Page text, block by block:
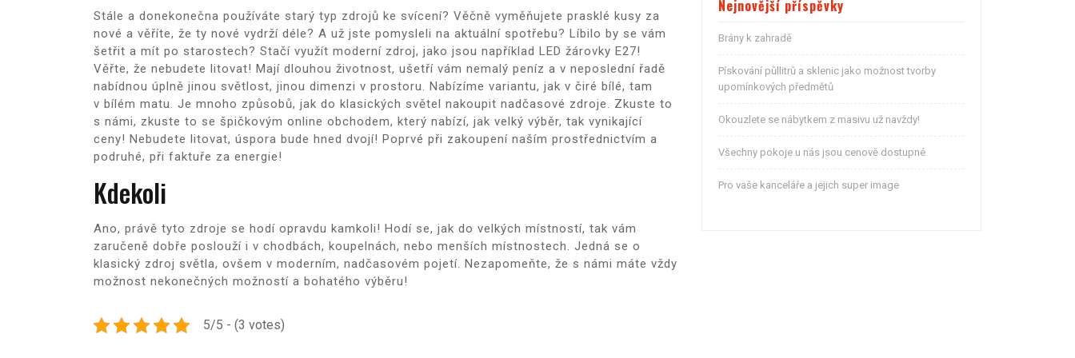
Stále a donekonečna používáte starý typ zdrojů ke svícení? Věčně vyměňujete prasklé kusy za
nové a věříte, že ty nové vydrží déle? A už jste pomysleli na aktuální spotřebu? Líbilo by se vám
šetřit a mít po starostech? Stačí využít moderní zdroj, jako jsou například LED žárovky E27!
Věřte, že nebudete litovat! Mají dlouhou životnost, ušetří vám nemalý peníz a v neposlední řadě
nabídnou úplně jinou světlost, jinou dimenzi v prostoru. Nabízíme variantu, jak v čiré bílé, tam
v bílém matu. Je mnoho způsobů, jak do klasických světel nakoupit nadčasové zdroje. Zkuste to
s námi, zkuste to se špičkovým online obchodem, který nabízí, jak velký výběr, tak vynikající
ceny! Nebudete litovat, úspora bude hned dvojí! Poprvé při zakoupení naším prostřednictvím a
podruhé, při faktuře za energie!
Kdekoli
Ano, právě tyto zdroje se hodí opravdu kamkoli! Hodí se, jak do velkých místností, tak vám
zaručeně dobře poslouží i v chodbách, koupelnách, nebo menších místnostech. Jedná se o
klasický zdroj světla, ovšem v moderním, nadčasovém pojetí. Nezapomeňte, že s námi máte vždy
možnost nekonečných možností a bohatého výběru!
5/5 - (3 votes)
Nejnovější příspěvky
Brány k zahradě
Pískování půllitrů a sklenic jako možnost tvorby
upomínkových předmětů
Okouzlete se nábytkem z masivu už navždy!
Všechny pokoje u nás jsou cenově dostupné
Pro vaše kanceláře a jejich super image